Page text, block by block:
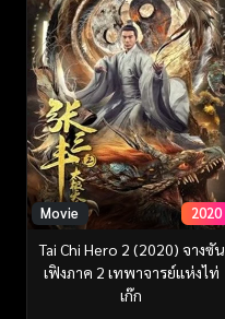
Movie 2020
Tai Chi Hero 2 (2020) จางซัน
เฟิงภาค 2 เทพาจารย์แห่งไท่
เก๊ก